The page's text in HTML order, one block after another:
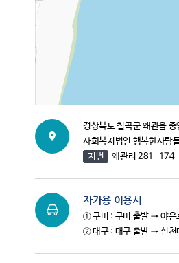
경상북도 칠곡군 왜관읍
사회복지법인 행복한사람
지번
왜관리 281-174
자가용 이용시
① 구미 : 구미 출발 → 야
② 대구 : 대구 출발 → 신